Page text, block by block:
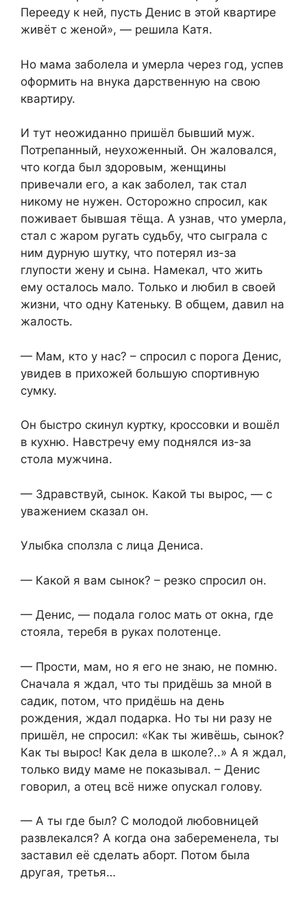
Перееду к ней, пусть Денис в этой квартире
живёт с женой», — решила Катя.
Но мама заболела и умерла через год, успев
оформить на внука дарственную на свою
квартиру.
И тут неожиданно пришёл бывший муж.
Потрепанный, неухоженный. Он жаловался,
что когда был здоровым, женщины
привечали его, а как заболел, так стал
никому не нужен. Осторожно спросил, как
поживает бывшая тёща. А узнав, что умерла,
стал с жаром ругать судьбу, что сыграла с
ним дурную шутку, что потерял из-за
глупости жену и сына. Намекал, что жить
ему осталось мало. Только и любил в своей
жизни, что одну Катеньку. В общем, давил на
жалость.
— Мам, кто у нас? – спросил с порога Денис,
увидев в прихожей большую спортивную
сумку.
Он быстро скинул куртку, кроссовки и вошёл
в кухню. Навстречу ему поднялся из-за
стола мужчина.
— Здравствуй, сынок. Какой ты вырос, — с
уважением сказал он.
Улыбка сползла с лица Дениса.
— Какой я вам сынок? – резко спросил он.
— Денис, — подала голос мать от окна, где
стояла, теребя в руках полотенце.
— Прости, мам, но я его не знаю, не помню.
Сначала я ждал, что ты придёшь за мной в
садик, потом, что придёшь на день
рождения, ждал подарка. Но ты ни разу не
пришёл, не спросил: «Как ты живёшь, сынок?
Как ты вырос! Как дела в школе?..» А я ждал,
только виду маме не показывал. – Денис
говорил, а отец всё ниже опускал голову.
— А ты где был? С молодой любовницей
развлекался? А когда она забеременела, ты
заставил её сделать аборт. Потом была
другая, третья…